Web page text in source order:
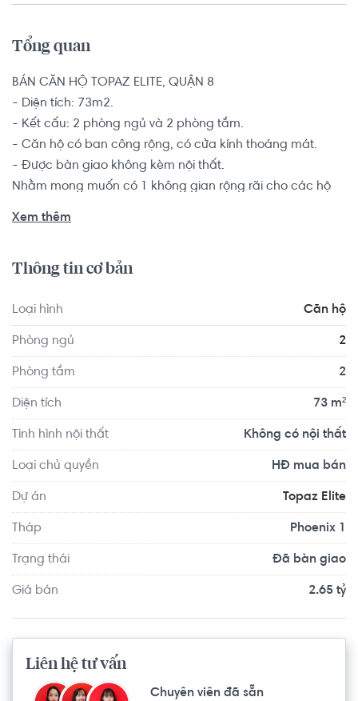
Tổng quan
BÁN CĂN HỘ TOPAZ ELITE, QUẬN 8
- Diện tích: 73m2.
- Kết cấu: 2 phòng ngủ và 2 phòng tắm.
- Căn hộ có ban công rộng, có cửa kính thoáng mát.
- Được bàn giao không kèm nội thất.
Nhằm mong muốn có 1 không gian rộng rãi cho các hộ
những điều yêu thích.
Chung cư Topaz Elite là tên gọi chính thức của dự án
Topaz City giai đoạn 2 tại Quận 8, do Vạn Thái làm chủ
đường Tạ Quang Bửu. Dự án ra đời mang sứ mệnh đem
tới sự trải nghiệm cuộc sống trọn vẹn hạnh phúc cho
Xem thêm
Thông tin cơ bản
Loại hình Căn hộ
Phòng ngủ 2
Phòng tắm 2
Diện tích 73 m²
Tình hình nội thất Không có nội thất
Loại chủ quyền HĐ mua bán
Dự án Topaz Elite
Tháp Phoenix 1
Trạng thái Đã bàn giao
Giá bán 2.65 tỷ
Liên hệ tư vấn
Chuyên viên đã sẵn